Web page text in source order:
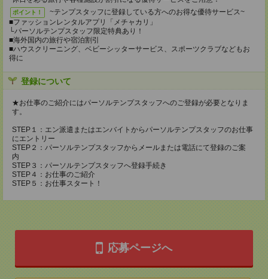
ポイント！
~テンプスタッフに登録している方へのお得な優待サービス~
■ファッションレンタルアプリ「メチャカリ」
└パーソルテンプスタッフ限定特典あり！
■海外国内の旅行や宿泊割引
■ハウスクリーニング、ベビーシッターサービス、スポーツクラブなどもお
得に
登録について
★お仕事のご紹介にはパーソルテンプスタッフへのご登録が必要となりま
す。
STEP１：エン派遣またはエンバイトからパーソルテンプスタッフのお仕事
にエントリー
STEP２：パーソルテンプスタッフからメールまたは電話にて登録のご案
内
STEP３：パーソルテンプスタッフへ登録手続き
STEP４：お仕事のご紹介
STEP５：お仕事スタート！
応募ページへ